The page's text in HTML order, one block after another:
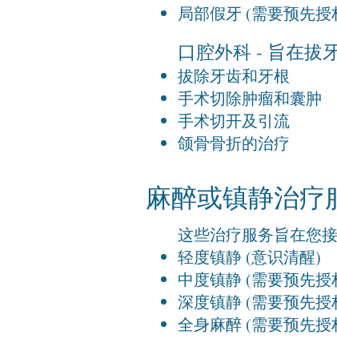
局部假牙 (需要预先授
口腔外科 - 旨在拔
拔除牙齿和牙根
手术切除肿瘤和囊肿
手术切开及引流
颌骨骨折的治疗
麻醉或镇静治疗
这些治疗服务旨在您
轻度镇静 (意识清醒)
中度镇静 (需要预先授
深度镇静 (需要预先授
全身麻醉 (需要预先授